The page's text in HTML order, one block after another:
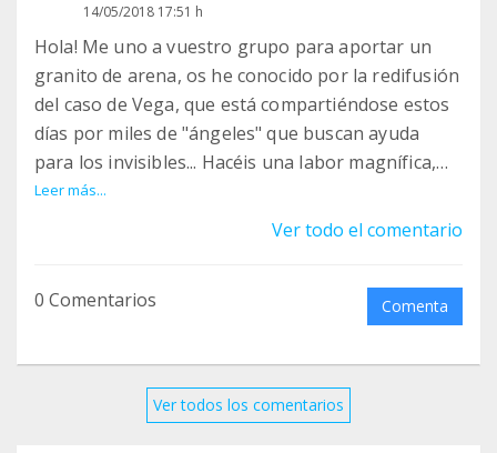
14/05/2018 17:51 h
Hola! Me uno a vuestro grupo para aportar un
granito de arena, os he conocido por la redifusión
del caso de Vega, que está compartiéndose estos
días por miles de "ángeles" que buscan ayuda
para los invisibles... Hacéis una labor magnífica,
tengo 3 y sé el amor incondicional que dan los
mayores, la mejor compañía que se puede tener.
Leer más...
Ver todo el comentario
0 Comentarios Comenta
Ver todos los comentarios